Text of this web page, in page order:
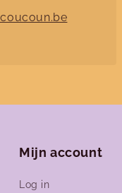
Mijn account
Log in